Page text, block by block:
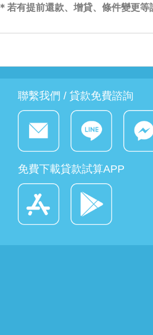
＊若有提前還款、增貸、條件變更
聯繫我們 / 貸款免費諮詢
免費下載貸款試算APP